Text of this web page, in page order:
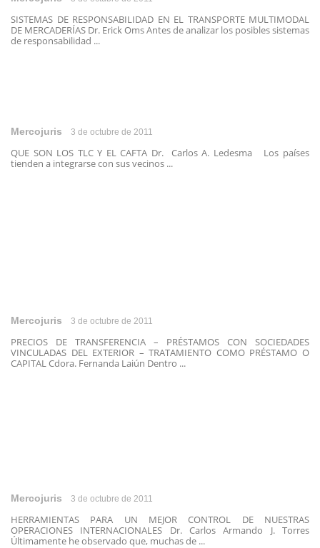
SISTEMAS DE RESPONSABILIDAD EN EL TRANSPORTE MULTIMODAL
DE MERCADERÍAS Dr. Erick Oms Antes de analizar los posibles sistemas
de responsabilidad ...
Mercojuris 3 de octubre de 2011
QUE SON LOS TLC Y EL CAFTA Dr. Carlos A. Ledesma Los países
tienden a integrarse con sus vecinos ...
Mercojuris 3 de octubre de 2011
PRECIOS DE TRANSFERENCIA – PRÉSTAMOS CON SOCIEDADES
VINCULADAS DEL EXTERIOR – TRATAMIENTO COMO PRÉSTAMO O
CAPITAL Cdora. Fernanda Laiún Dentro ...
Mercojuris 3 de octubre de 2011
HERRAMIENTAS PARA UN MEJOR CONTROL DE NUESTRAS
OPERACIONES INTERNACIONALES Dr. Carlos Armando J. Torres
Últimamente he observado que, muchas de ...